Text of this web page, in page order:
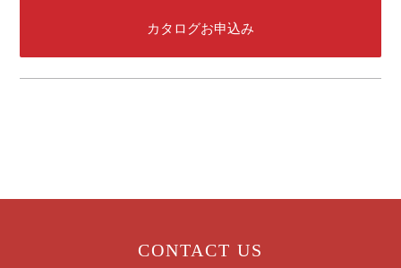
カタログお申込み
CONTACT US